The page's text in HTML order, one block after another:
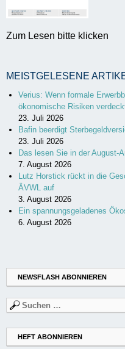
Zum Lesen bitte klicken
MEISTGELESENE
Verius: Wenn formale
ökonomische Risiken
23. Juli 2026
Bafin beerdigt
23. Juli 2026
Das lesen Sie in der August-
7. August 2026
Lutz Horstick rückt in die
ÄVWL auf
3. August 2026
Ein spannungsgeladenes
6. August 2026
NEWSFLASH ABONNIEREN
Suchen
nach:
HEFT ABONNIEREN